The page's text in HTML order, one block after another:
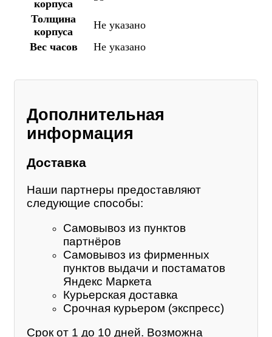
корпуса
Толщина
корпуса
Не указано
Вес часов
Не указано
Дополнительная
информация
Доставка
Наши партнеры предоставляют
следующие способы:
Самовывоз из пунктов
партнёров
Самовывоз из фирменных
пунктов выдачи и постаматов
Яндекс Маркета
Курьерская доставка
Срочная курьером (экспресс)
Срок от 1 до 10 дней. Возможна